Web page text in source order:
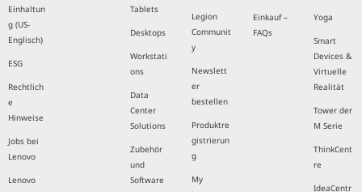
Einhaltun
g (US-
Englisch)
ESG
Rechtlich
e
Hinweise
Jobs bei
Lenovo
Lenovo
Tablets
Desktops
Workstati
ons
Data
Center
Solutions
Zubehör
und
Software
Legion
Communit
y
Newslett
er
bestellen
Produktre
gistrierun
g
My
Einkauf –
FAQs
Yoga
Smart
Devices &
Virtuelle
Realität
Tower der
M Serie
ThinkCent
re
IdeaCentr